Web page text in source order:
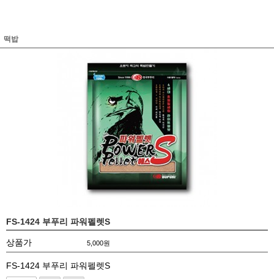
떡밥
FS-1424 부푸리 파워펠렛S
상품가 5,000원
FS-1424 부푸리 파워펠렛S